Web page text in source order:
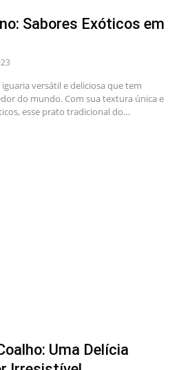
Sabores Exóticos em
versátil e deliciosa que tem
do mundo. Com sua textura única e
esse prato tradicional do…
Uma Delícia